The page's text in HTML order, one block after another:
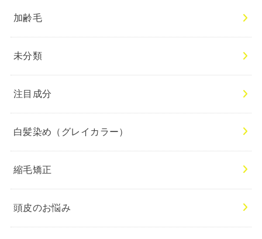
加齢毛
未分類
注目成分
白髪染め（グレイカラー）
縮毛矯正
頭皮のお悩み